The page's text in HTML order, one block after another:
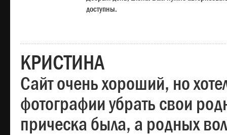
доступны.
КРИСТИНА
Сайт очень хороший, но
фотографии убрать свои
прическа была, а родных